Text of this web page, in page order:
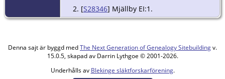
[S28346] Mjällby EI:1.
Denna sajt är byggd medThe Next Generation of Genealogy Sitebuildingv.
15.0.5, skapad av Darrin Lythgoe © 2001-2026.
Underhålls av Blekinge släktforskarförening.